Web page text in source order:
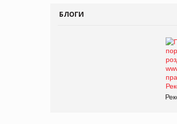
БЛОГИ